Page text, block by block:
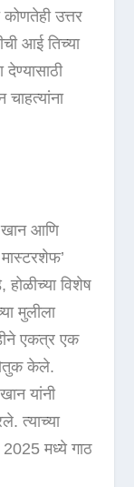
कोणतेही उत्तर
आई तिच्या
देण्यासाठी
खान आणि
विशेष
मुलीला
एकत्र एक
केले.
यांनी
त्याच्या
2025 मध्ये गाठ